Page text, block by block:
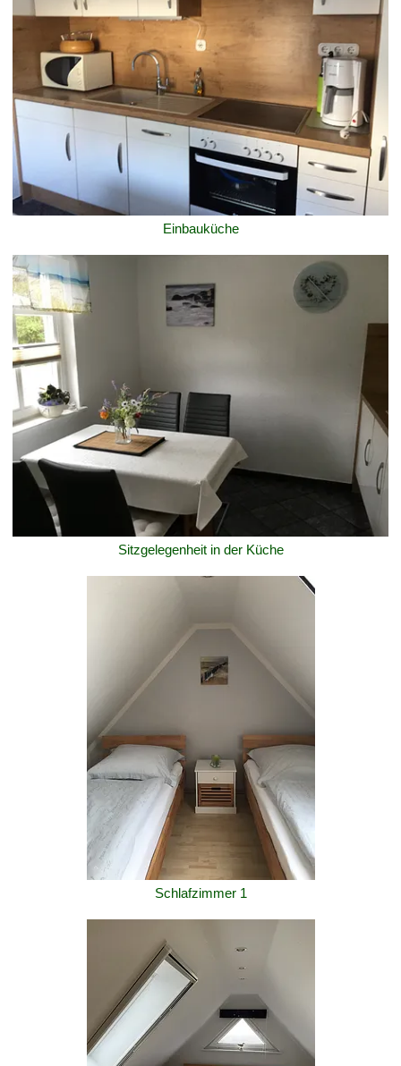
Einbauküche
Sitzgelegenheit in der Küche
Schlafzimmer 1